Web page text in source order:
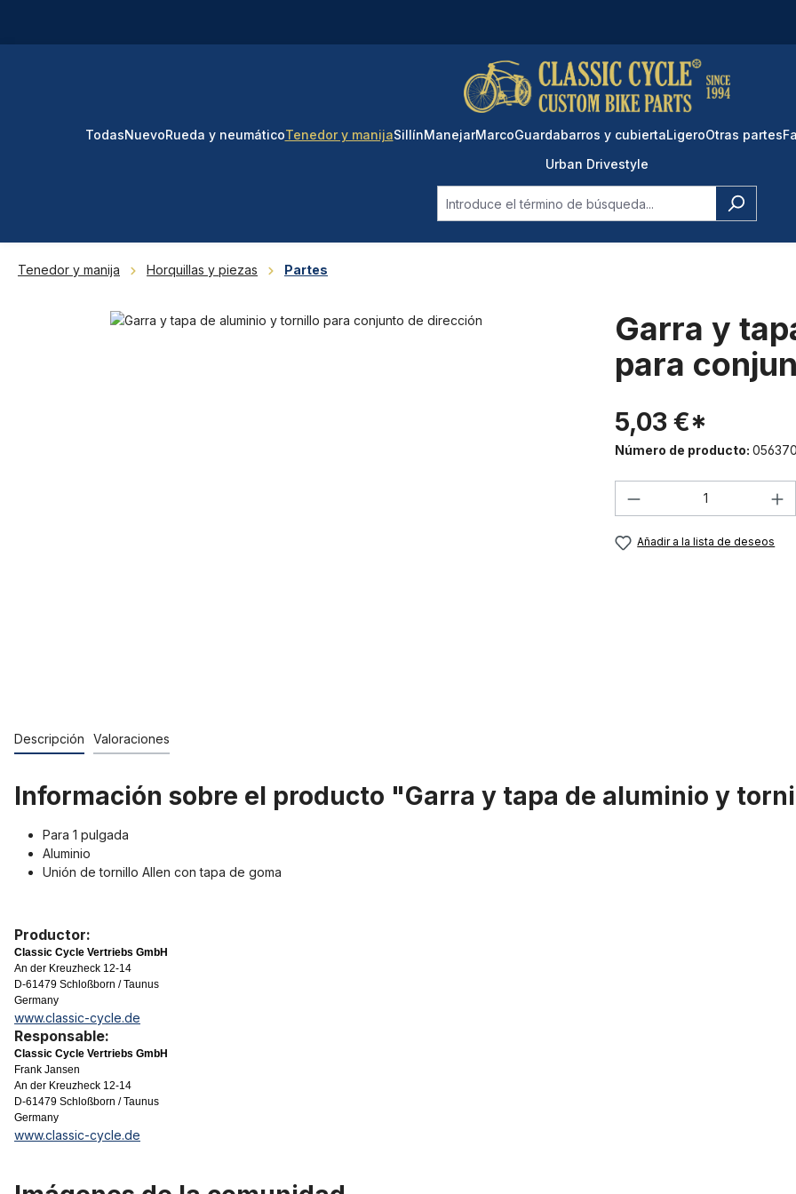
TodasNuevoRueda y neumáticoTenedor y manijaSillínManejarMarcoGuardabarros y cubiertaLigeroOtras partes
Urban Drivestyle
Tenedor y manija Horquillas y piezas Partes
Omitir galería de imágenes
Garra y
para
5,03 €*
Número de producto:
Cantidad del
Añadir a la lista de deseos
Descripción Valoraciones
Información sobre el producto "Garra y tapa de aluminio y
Para 1 pulgada
Aluminio
Unión de tornillo Allen con tapa de goma
Productor:
Classic Cycle Vertriebs GmbH
An der Kreuzheck 12-14
D-61479 Schloßborn / Taunus
Germany
www.classic-cycle.de
Responsable:
Classic Cycle Vertriebs GmbH
Frank Jansen
An der Kreuzheck 12-14
D-61479 Schloßborn / Taunus
Germany
www.classic-cycle.de